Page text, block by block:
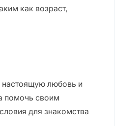
как возраст,
настоящую любовь и
помочь своим
для знакомства